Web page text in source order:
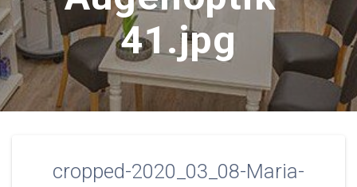
41.jpg
cropped-2020_03_08-Maria-